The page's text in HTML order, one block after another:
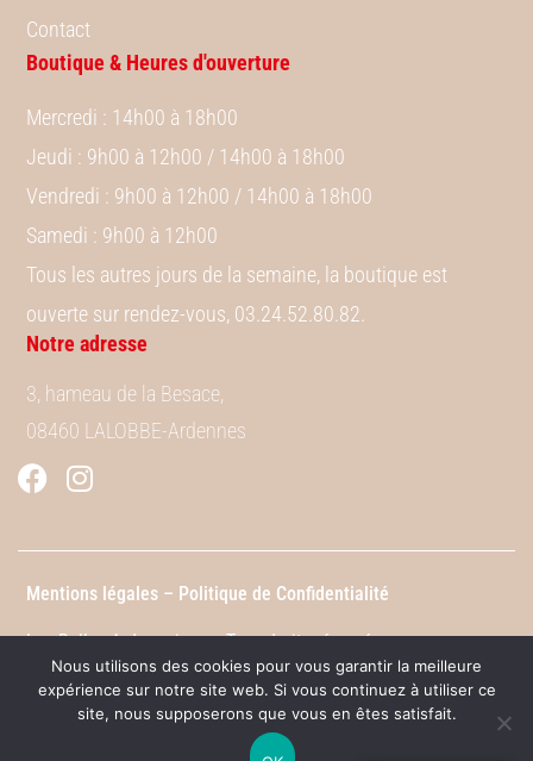
Contact
Boutique & Heures d'ouverture
Mercredi : 14h00 à 18h00
Jeudi : 9h00 à 12h00 / 14h00 à 18h00
Vendredi : 9h00 à 12h00 / 14h00 à 18h00
Samedi : 9h00 à 12h00
Tous les autres jours de la semaine, la boutique est
ouverte sur rendez-vous, 03.24.52.80.82.
Notre adresse
3, hameau de la Besace,
08460 LALOBBE-Ardennes
Mentions légales – Politique de Confidentialité
Les Bulles Ardennaises – Tous droits réservés
Nous utilisons des cookies pour vous garantir la meilleure
expérience sur notre site web. Si vous continuez à utiliser ce
site, nous supposerons que vous en êtes satisfait.